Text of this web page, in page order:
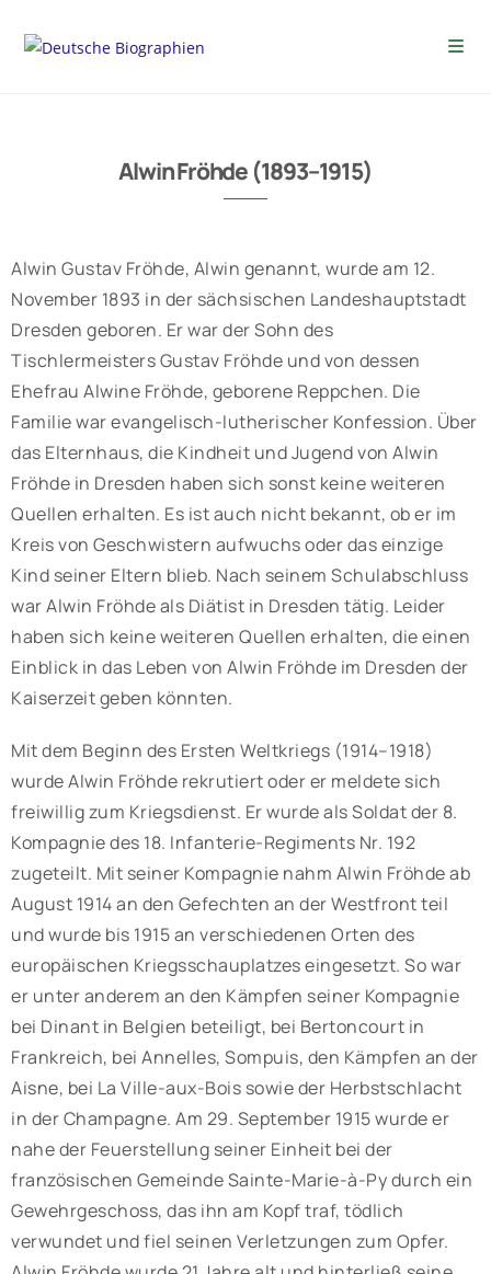
Alwin Fröhde (1893–1915)
Alwin Gustav Fröhde, Alwin genannt, wurde am 12.
November 1893 in der sächsischen Landeshauptstadt
Dresden geboren. Er war der Sohn des
Tischlermeisters Gustav Fröhde und von dessen
Ehefrau Alwine Fröhde, geborene Reppchen. Die
Familie war evangelisch-lutherischer Konfession. Über
das Elternhaus, die Kindheit und Jugend von Alwin
Fröhde in Dresden haben sich sonst keine weiteren
Quellen erhalten. Es ist auch nicht bekannt, ob er im
Kreis von Geschwistern aufwuchs oder das einzige
Kind seiner Eltern blieb. Nach seinem Schulabschluss
war Alwin Fröhde als Diätist in Dresden tätig. Leider
haben sich keine weiteren Quellen erhalten, die einen
Einblick in das Leben von Alwin Fröhde im Dresden der
Kaiserzeit geben könnten.
Mit dem Beginn des Ersten Weltkriegs (1914–1918)
wurde Alwin Fröhde rekrutiert oder er meldete sich
freiwillig zum Kriegsdienst. Er wurde als Soldat der 8.
Kompagnie des 18. Infanterie-Regiments Nr. 192
zugeteilt. Mit seiner Kompagnie nahm Alwin Fröhde ab
August 1914 an den Gefechten an der Westfront teil
und wurde bis 1915 an verschiedenen Orten des
europäischen Kriegsschauplatzes eingesetzt. So war
er unter anderem an den Kämpfen seiner Kompagnie
bei Dinant in Belgien beteiligt, bei Bertoncourt in
Frankreich, bei Annelles, Sompuis, den Kämpfen an der
Aisne, bei La Ville-aux-Bois sowie der Herbstschlacht
in der Champagne. Am 29. September 1915 wurde er
nahe der Feuerstellung seiner Einheit bei der
französischen Gemeinde Sainte-Marie-à-Py durch ein
Gewehrgeschoss, das ihn am Kopf traf, tödlich
verwundet und fiel seinen Verletzungen zum Opfer.